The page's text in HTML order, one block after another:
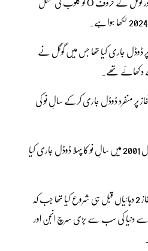
کے موقع پر ڈوڈل جاری کیا تھا جس میں گوگل نے
دکھائے تھے۔
پر منفرد ڈوڈل جاری کرکے سالِ نو کی
سرچ انجن گوگل کی جانب سے سال 2001 میں سالِ نو کا پہلا ڈوڈل جاری کیا
گوگل نے ڈوڈل جاری کرنے کا آغاز 2 دہائیاں قبل ہی شروع کیا تھا جب کہ
ہوا تھا اور اسے دنیا کی سب سے بڑی سرچ انجن اور